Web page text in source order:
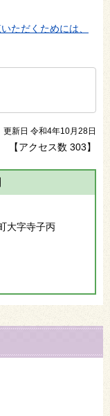
ただくためには、
更新日 令和4年10月28日
【アクセス数 303】
大字寺子丙